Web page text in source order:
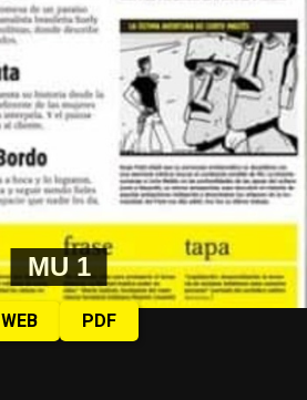
MU 1
WEB PDF